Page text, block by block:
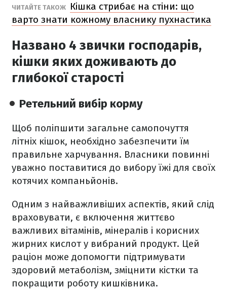
ЧИТАЙТЕ ТАКОЖ
Кішка стрибає на стіни: що
варто знати кожному власнику пухнастика
Названо 4 звички господарів,
кішки яких доживають до
глибокої старості
Ретельний вибір корму
Щоб поліпшити загальне самопочуття
літніх кішок, необхідно забезпечити їм
правильне харчування. Власники повинні
уважно поставитися до вибору їжі для своїх
котячих компаньйонів.
Одним з найважливіших аспектів, який слід
враховувати, є включення життєво
важливих вітамінів, мінералів і корисних
жирних кислот у вибраний продукт. Цей
раціон може допомогти підтримувати
здоровий метаболізм, зміцнити кістки та
покращити роботу кишківника.